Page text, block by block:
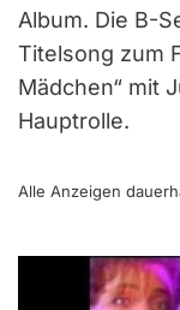
Album. Die B-
Titelsong zum
Mädchen“ mit
Hauptrolle.
Alle Anzeigen